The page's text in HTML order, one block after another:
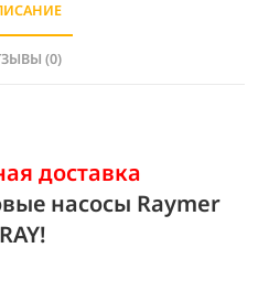
(0)
доставка
насосы Raymer
RAY!